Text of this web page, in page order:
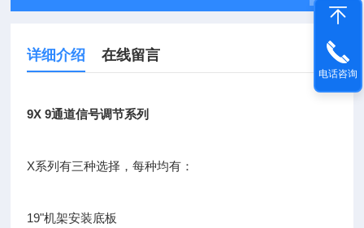
详细介绍 在线留言
9X 9通道信号调节系列
X系列有三种选择，每种均有：
19"机架安装底板
电话咨询